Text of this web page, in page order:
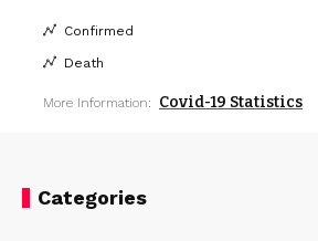
Confirmed
Death
More Information: Covid-19 Statistics
Categories